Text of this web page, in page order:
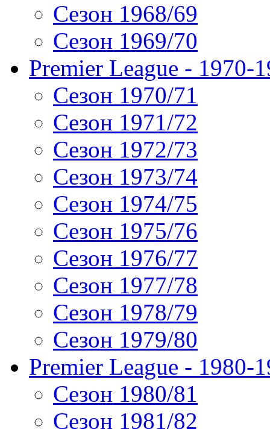
Сезон 1968/69
Сезон 1969/70
Premier League - 1970-
Сезон 1970/71
Сезон 1971/72
Сезон 1972/73
Сезон 1973/74
Сезон 1974/75
Сезон 1975/76
Сезон 1976/77
Сезон 1977/78
Сезон 1978/79
Сезон 1979/80
Premier League - 1980-
Сезон 1980/81
Сезон 1981/82